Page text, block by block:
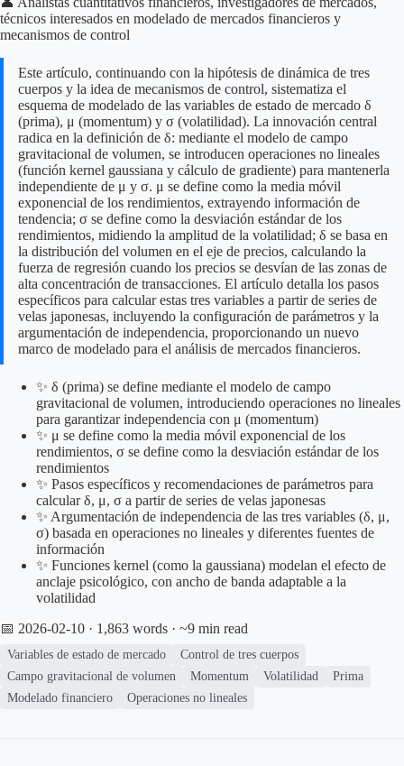
técnicos interesados en modelado de mercados financieros y
mecanismos de control
Este artículo, continuando con la hipótesis de dinámica de tres
cuerpos y la idea de mecanismos de control, sistematiza el
esquema de modelado de las variables de estado de mercado δ
(prima), μ (momentum) y σ (volatilidad). La innovación central
radica en la definición de δ: mediante el modelo de campo
gravitacional de volumen, se introducen operaciones no lineales
(función kernel gaussiana y cálculo de gradiente) para mantenerla
independiente de μ y σ. μ se define como la media móvil
exponencial de los rendimientos, extrayendo información de
tendencia; σ se define como la desviación estándar de los
rendimientos, midiendo la amplitud de la volatilidad; δ se basa en
la distribución del volumen en el eje de precios, calculando la
fuerza de regresión cuando los precios se desvían de las zonas de
alta concentración de transacciones. El artículo detalla los pasos
específicos para calcular estas tres variables a partir de series de
velas japonesas, incluyendo la configuración de parámetros y la
argumentación de independencia, proporcionando un nuevo
marco de modelado para el análisis de mercados financieros.
✨ δ (prima) se define mediante el modelo de campo
gravitacional de volumen, introduciendo operaciones no lineales
para garantizar independencia con μ (momentum)
✨ μ se define como la media móvil exponencial de los
rendimientos, σ se define como la desviación estándar de los
rendimientos
✨ Pasos específicos y recomendaciones de parámetros para
calcular δ, μ, σ a partir de series de velas japonesas
✨ Argumentación de independencia de las tres variables (δ, μ,
σ) basada en operaciones no lineales y diferentes fuentes de
información
✨ Funciones kernel (como la gaussiana) modelan el efecto de
anclaje psicológico, con ancho de banda adaptable a la
volatilidad
📅 2026-02-10 · 1,863 words · ~9 min read
Variables de estado de mercado
Control de tres cuerpos
Campo gravitacional de volumen
Momentum Volatilidad
Prima
Modelado financiero
Operaciones no lineales